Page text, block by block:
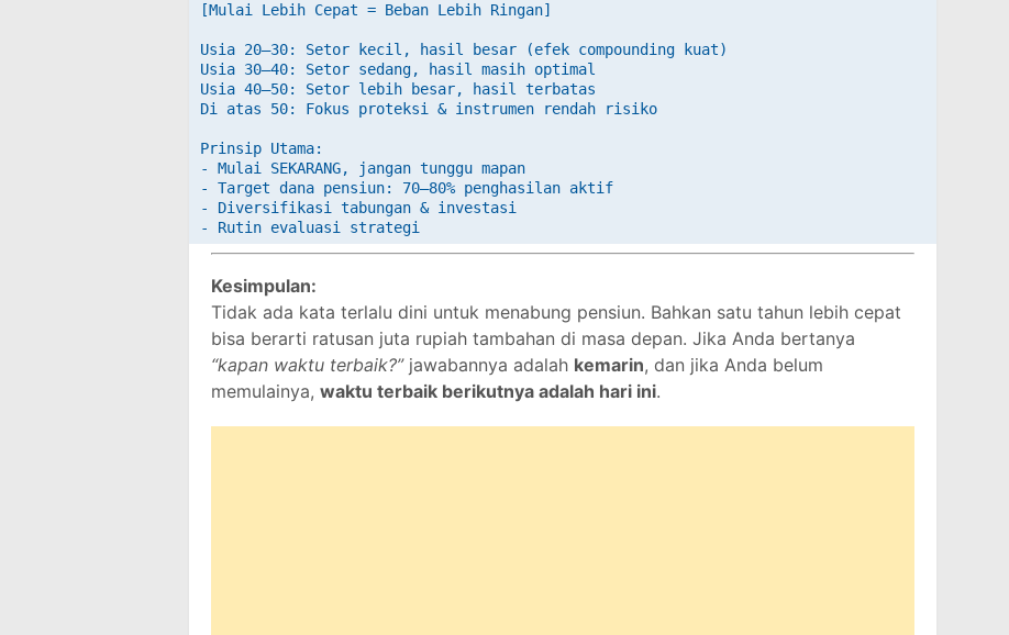
[Mulai Lebih Cepat = Beban Lebih Ringan]
Usia 20–30: Setor kecil, hasil besar (efek compounding kuat)
Usia 30–40: Setor sedang, hasil masih optimal
Usia 40–50: Setor lebih besar, hasil terbatas
Di atas 50: Fokus proteksi & instrumen rendah risiko
Prinsip Utama:
- Mulai SEKARANG, jangan tunggu mapan
- Target dana pensiun: 70–80% penghasilan aktif
- Diversifikasi tabungan & investasi
Kesimpulan:
Tidak ada kata terlalu dini untuk menabung pensiun. Bahkan satu tahun lebih cepat
bisa berarti ratusan juta rupiah tambahan di masa depan. Jika Anda bertanya
“kapan waktu terbaik?”jawabannya adalah kemarin, dan jika Anda belum
memulainya, waktu terbaik berikutnya adalah hari ini.